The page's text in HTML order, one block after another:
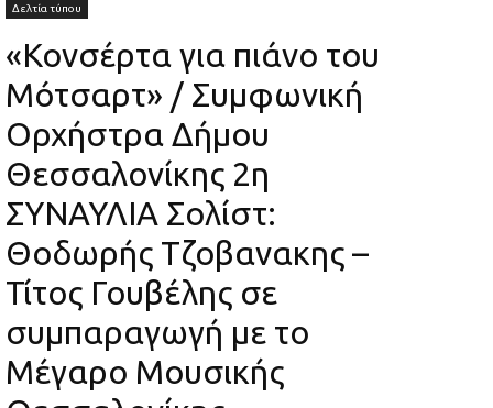
Δελτία τύπου
«Κονσέρτα για πιάνο του
Μότσαρτ» / Συμφωνική
Ορχήστρα Δήμου
Θεσσαλονίκης 2η
ΣΥΝΑΥΛΙΑ Σολίστ:
Θοδωρής Τζοβανακης –
Τίτος Γουβέλης σε
συμπαραγωγή με το
Μέγαρο Μουσικής